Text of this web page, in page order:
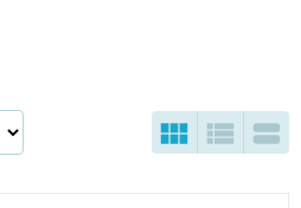
  